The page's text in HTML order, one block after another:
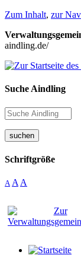
Zum Inhalt, zur
aindling.de/
Suche Aindling
suchen
Schriftgröße
A A A